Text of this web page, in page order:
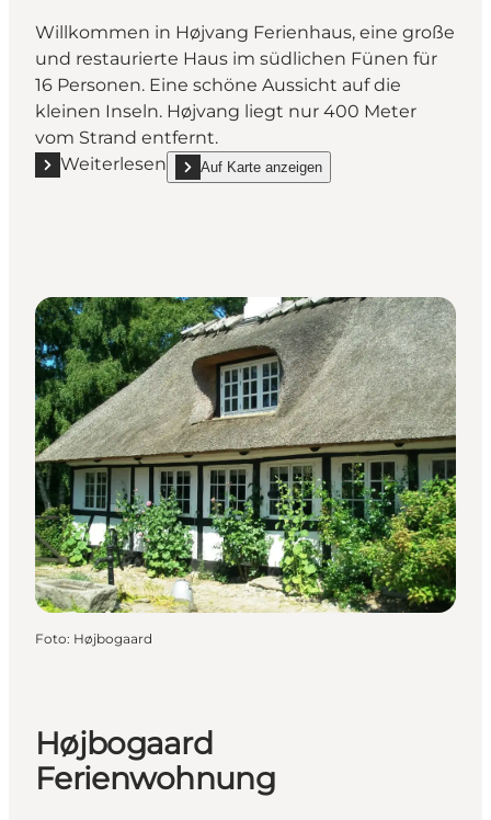
Willkommen in Højvang Ferienhaus, eine große
und restaurierte Haus im südlichen Fünen für
16 Personen. Eine schöne Aussicht auf die
kleinen Inseln. Højvang liegt nur 400 Meter
vom Strand entfernt.
Weiterlesen
Mehr erfahren "Højvang Ferienhaus"
Auf Karte anzeigen
show Højvang Ferienhaus on_map
Foto: Højbogaard
Højbogaard
Ferienwohnung